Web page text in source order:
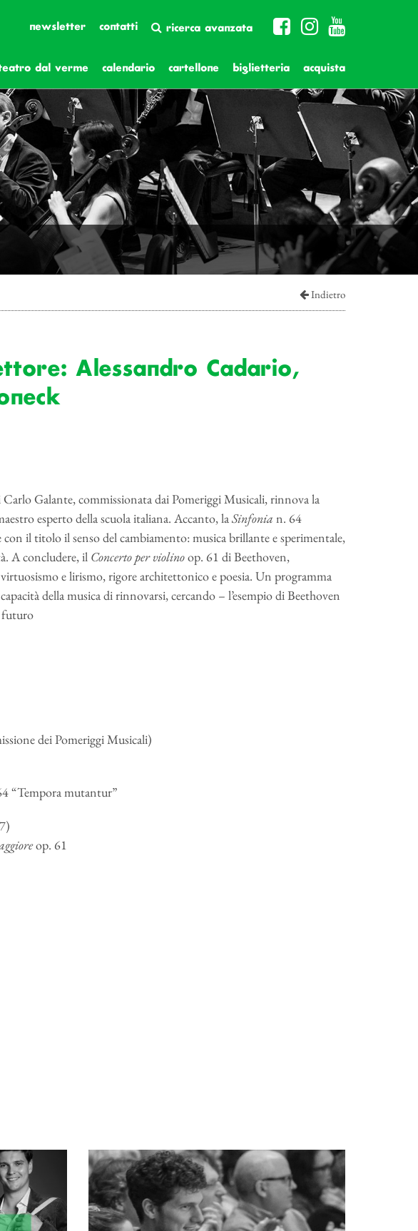
newsletter contatti ricerca avanzata
dal verme calendario cartellone biglietteria acquista
Indietro
Alessandro Cadario,
Carlo Galante, commissionata dai Pomeriggi Musicali, rinnova la
esperto della scuola italiana. Accanto, laSinfonia n. 64
il titolo il senso del cambiamento: musica brillante e sperimentale,
A concludere, il Concerto per violinoop. 61 di Beethoven,
e lirismo, rigore architettonico e poesia. Un programma
della musica di rinnovarsi, cercando – l’esempio di Beethoven
futuro
dei Pomeriggi Musicali)
“Tempora mutantur”
op. 61